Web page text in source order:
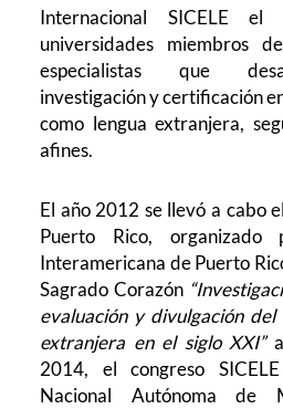
Ir a pucv.cl
Internacional SICELE
universidades miembros
especialistas que
investigación y certificación
como lengua extranjera,
afines.
El año 2012 se llevó a cabo
Puerto Rico, organizado
Interamericana de Puerto
Sagrado Corazón
evaluación y divulgación del
extranjera en el siglo XXI”
2014, el congreso
Nacional Autónoma de